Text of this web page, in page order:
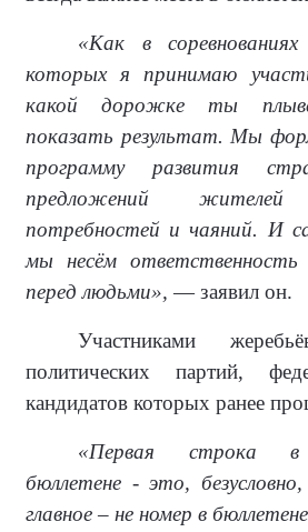
«Как в
которых я принимаю
какой дорожке ты
показать результат. Мы
программу развития
предложений
потребностей и чаяний. И
мы несём
перед людьми», — заявил он.
Участниками
политических партий,
кандидатов которых ранее
«Первая строка в
бюллетене - это,
главное – не номер в